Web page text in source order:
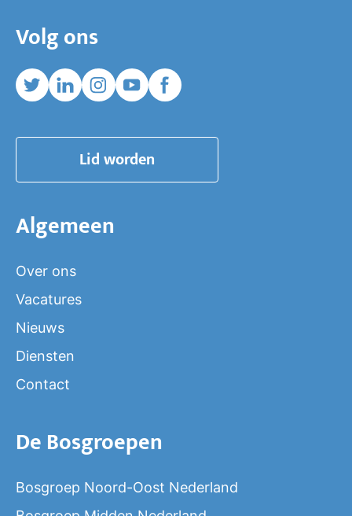
Volg ons
TwitterLinkedinInstagram
YoutubeFacebook
Lid worden
Algemeen
Over ons
Vacatures
Nieuws
Diensten
Contact
De Bosgroepen
Bosgroep Noord-Oost Nederland